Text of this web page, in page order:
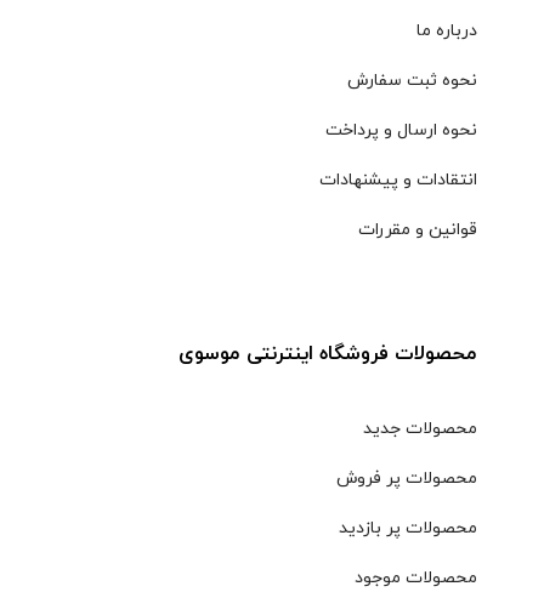
درباره ما
نحوه ثبت سفارش
نحوه ارسال و پرداخت
انتقادات و پیشنهادات
قوانین و مقررات
محصولات فروشگاه اینترنتی موسوی
محصولات جدید
محصولات پر فروش
محصولات پر بازدید
محصولات موجود